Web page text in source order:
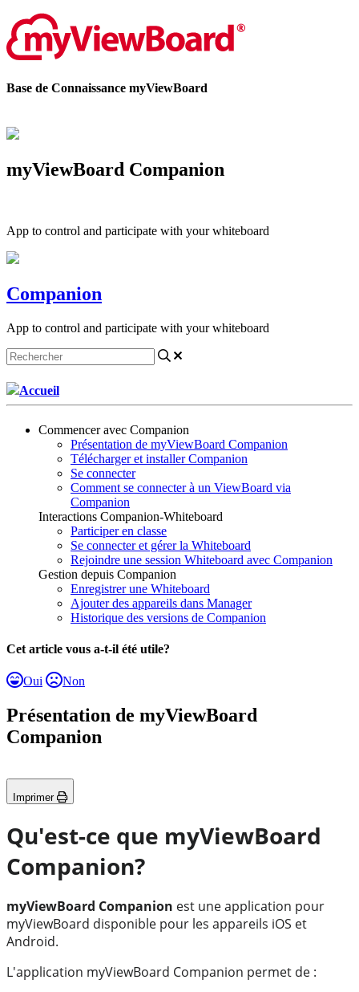
Base de Connaissance myViewBoard
myViewBoard Companion
App to control and participate with your whiteboard
Companion
App to control and participate with your whiteboard
Accueil
Commencer avec Companion
Présentation de myViewBoard Companion
Télécharger et installer Companion
Se connecter
Comment se connecter à un ViewBoard via
Companion
Interactions Companion-Whiteboard
Participer en classe
Se connecter et gérer la Whiteboard
Rejoindre une session Whiteboard avec Companion
Gestion depuis Companion
Enregistrer une Whiteboard
Ajouter des appareils dans Manager
Historique des versions de Companion
Cet article vous a-t-il été utile?
Oui Non
Présentation de myViewBoard
Companion
Imprimer
Qu'est-ce que myViewBoard
Companion?
myViewBoard Companion est une application pour
myViewBoard disponible pour les appareils iOS et
Android.
L'application myViewBoard Companion permet de :